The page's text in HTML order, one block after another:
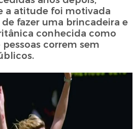
a atitude foi motivada
fazer uma brincadeira e
conhecida como
correm sem